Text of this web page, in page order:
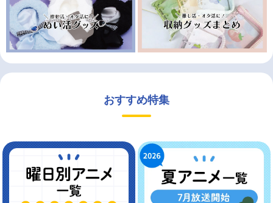
おすすめ特集